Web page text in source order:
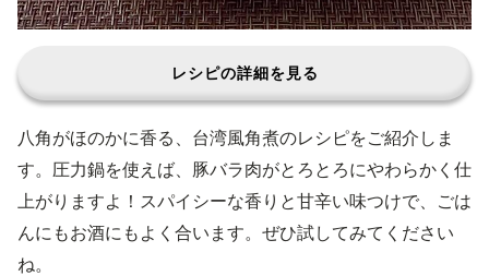
レシピの詳細を見る
八角がほのかに香る、台湾風角煮のレシピをご紹介しま
す。圧力鍋を使えば、豚バラ肉がとろとろにやわらかく仕
上がりますよ！スパイシーな香りと甘辛い味つけで、ごは
んにもお酒にもよく合います。ぜひ試してみてください
ね。